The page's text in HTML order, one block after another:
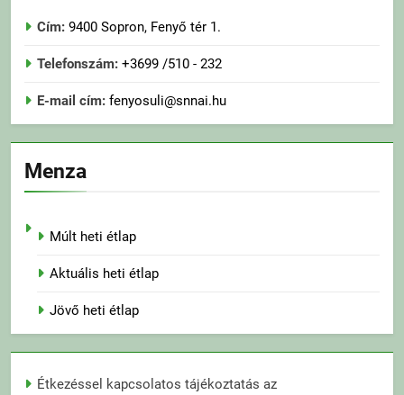
Cím: 9400 Sopron, Fenyő tér 1.
Telefonszám: +3699 /510 - 232
E-mail cím: fenyosuli@snnai.hu
Menza
Múlt heti étlap
Aktuális heti étlap
Jövő heti étlap
Étkezéssel kapcsolatos tájékoztatás az